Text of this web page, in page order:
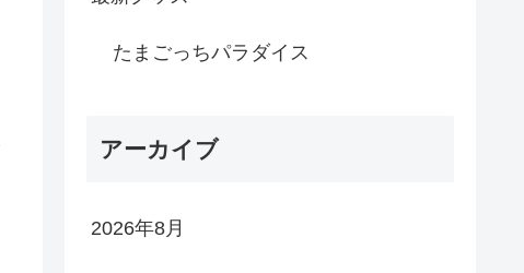
たまごっちパラダイス
アーカイブ
2026年8月